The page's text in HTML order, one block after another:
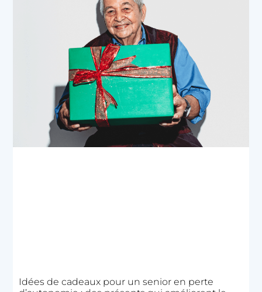
Idées de cadeaux pour un senior en perte